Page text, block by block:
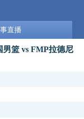
直播
男篮 vs FMP拉德尼